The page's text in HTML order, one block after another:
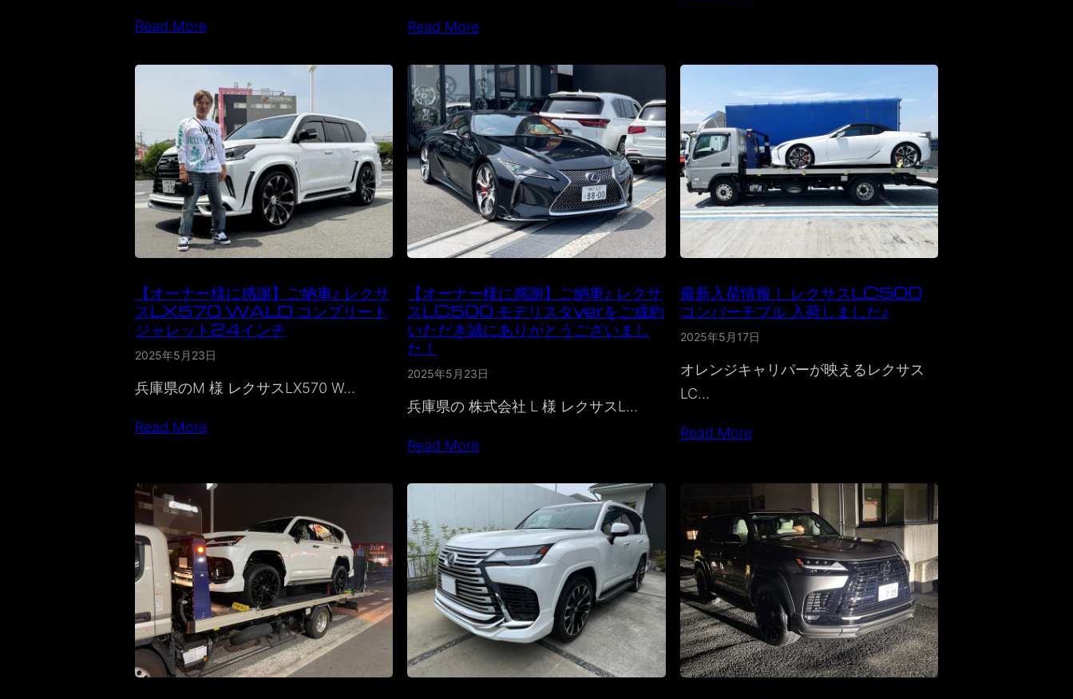
Read More Read More
【オーナー様に感謝】ご納車♪ レクサ
スLX570 WALD コンプリート
ジャレット24インチ
2025年5月23日
兵庫県のM 様 レクサスLX570 W…
Read More
【オーナー様に感謝】ご納車♪ レクサ
スLC500 モデリスタverをご成約
いただき誠にありがとうございまし
た！
2025年5月23日
兵庫県の 株式会社 L 様 レクサスL…
Read More
最新入荷情報！ レクサスLC500
コンバーチブル 入荷しました♪
2025年5月17日
オレンジキャリパーが映えるレクサス
LC…
Read More